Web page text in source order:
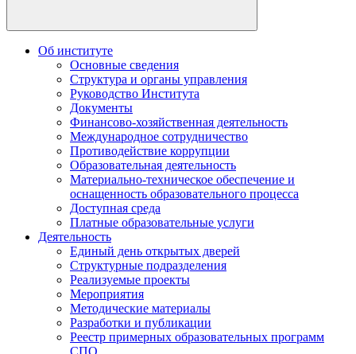
Об институте
Основные сведения
Структура и органы управления
Руководство Института
Документы
Финансово-хозяйственная деятельность
Международное сотрудничество
Противодействие коррупции
Образовательная деятельность
Материально-техническое обеспечение и
оснащенность образовательного процесса
Доступная среда
Платные образовательные услуги
Деятельность
Единый день открытых дверей
Структурные подразделения
Реализуемые проекты
Мероприятия
Методические материалы
Разработки и публикации
Реестр примерных образовательных программ
СПО